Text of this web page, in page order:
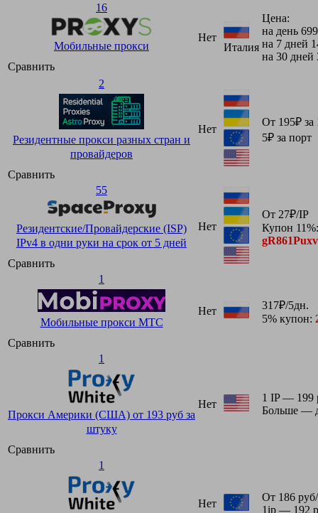
16
Мобильные прокси
Сравнить
Нет
Италия
Цена:
на день
на 7 дней
на 30 дней
2
Резидентные прокси разных стран и
провайдеров
Сравнить
Нет
От 195₽ за
5₽ за порт
55
Резидентские/Провайдерские (ISP)
IPv4 в одни руки на срок от 5 дней
Сравнить
Нет
От 27₽/IP
Купон 11%:
1
Мобильные прокси МТС
Сравнить
Нет
317₽/5дн.
5% купон:
1
Прокси Америки (США) от 193 руб за
штуку
Сравнить
Нет
1 IP — 199
Больше —
1
Нет
От 186
1ip — 192